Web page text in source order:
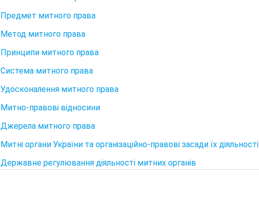
Предмет митного права
Метод митного права
Принципи митного права
Система митного права
Удосконалення митного права
Митно-правові відносини
Джерела митного права
Митні органи України та організаційно-правові засади їх діяльності
Державне регулювання діяльності митних органів